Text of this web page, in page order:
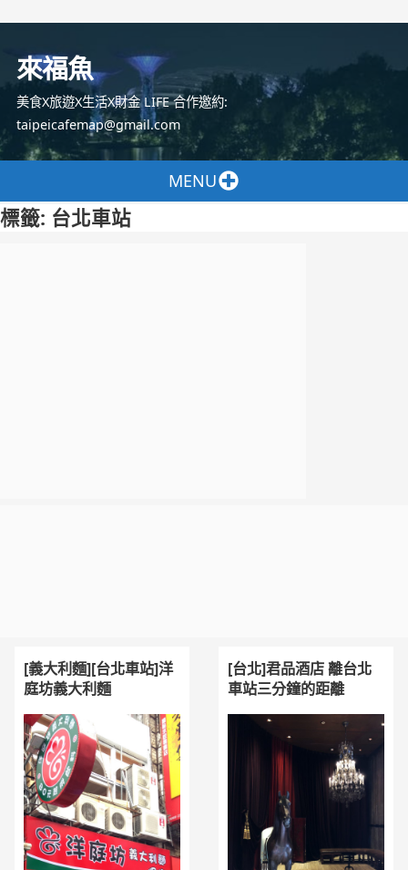
容
來福魚
美食X旅遊X生活X財金 LIFE 合作邀約:
taipeicafemap@gmail.com
MENU
標籤: 台北車站
[台北]君品酒店 離台北
車站三分鐘的距離
[義大利麵][台北車站]洋
庭坊義大利麵